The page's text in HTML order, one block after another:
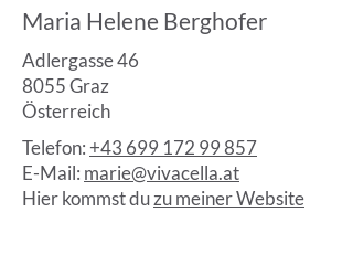
Maria Helene Berghofer
Adlergasse 46
8055 Graz
Österreich
Telefon:+43 699 172 99 857
E-Mail: marie@vivacella.at
Hier kommst duzu meiner Website